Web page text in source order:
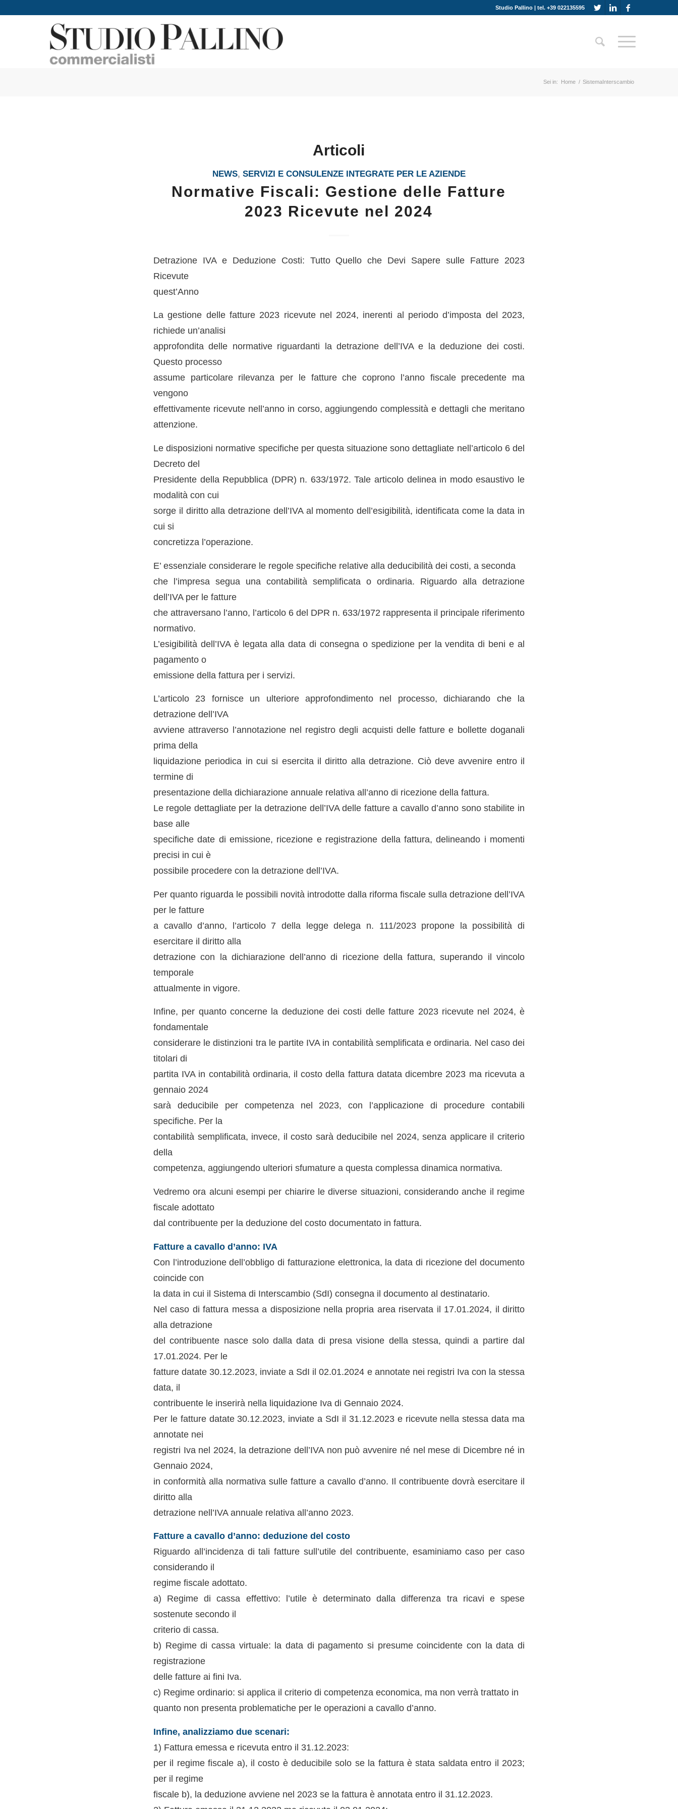
Studio Pallino | tel. +39 022135595
Sei in: Home / SistemaInterscambio
Articoli
NEWS, SERVIZI E CONSULENZE INTEGRATE PER LE AZIENDE
Normative Fiscali: Gestione delle Fatture
2023 Ricevute nel 2024
Detrazione IVA e Deduzione Costi: Tutto Quello che Devi Sapere sulle Fatture 2023
Ricevute
quest’Anno
La gestione delle fatture 2023 ricevute nel 2024, inerenti al periodo d’imposta del 2023,
richiede un’analisi
approfondita delle normative riguardanti la detrazione dell’IVA e la deduzione dei costi.
Questo processo
assume particolare rilevanza per le fatture che coprono l’anno fiscale precedente ma
vengono
effettivamente ricevute nell’anno in corso, aggiungendo complessità e dettagli che meritano
attenzione.
Le disposizioni normative specifiche per questa situazione sono dettagliate nell’articolo 6 del
Decreto del
Presidente della Repubblica (DPR) n. 633/1972. Tale articolo delinea in modo esaustivo le
modalità con cui
sorge il diritto alla detrazione dell’IVA al momento dell’esigibilità, identificata come la data in
cui si
concretizza l’operazione.
E’ essenziale considerare le regole specifiche relative alla deducibilità dei costi, a seconda
che l’impresa segua una contabilità semplificata o ordinaria. Riguardo alla detrazione
dell’IVA per le fatture
che attraversano l’anno, l’articolo 6 del DPR n. 633/1972 rappresenta il principale riferimento
normativo.
L’esigibilità dell’IVA è legata alla data di consegna o spedizione per la vendita di beni e al
pagamento o
emissione della fattura per i servizi.
L’articolo 23 fornisce un ulteriore approfondimento nel processo, dichiarando che la
detrazione dell’IVA
avviene attraverso l’annotazione nel registro degli acquisti delle fatture e bollette doganali
prima della
liquidazione periodica in cui si esercita il diritto alla detrazione. Ciò deve avvenire entro il
termine di
presentazione della dichiarazione annuale relativa all’anno di ricezione della fattura.
Le regole dettagliate per la detrazione dell’IVA delle fatture a cavallo d’anno sono stabilite in
base alle
specifiche date di emissione, ricezione e registrazione della fattura, delineando i momenti
precisi in cui è
possibile procedere con la detrazione dell’IVA.
Per quanto riguarda le possibili novità introdotte dalla riforma fiscale sulla detrazione dell’IVA
per le fatture
a cavallo d’anno, l’articolo 7 della legge delega n. 111/2023 propone la possibilità di
esercitare il diritto alla
detrazione con la dichiarazione dell’anno di ricezione della fattura, superando il vincolo
temporale
attualmente in vigore.
Infine, per quanto concerne la deduzione dei costi delle fatture 2023 ricevute nel 2024, è
fondamentale
considerare le distinzioni tra le partite IVA in contabilità semplificata e ordinaria. Nel caso dei
titolari di
partita IVA in contabilità ordinaria, il costo della fattura datata dicembre 2023 ma ricevuta a
gennaio 2024
sarà deducibile per competenza nel 2023, con l’applicazione di procedure contabili
specifiche. Per la
contabilità semplificata, invece, il costo sarà deducibile nel 2024, senza applicare il criterio
della
competenza, aggiungendo ulteriori sfumature a questa complessa dinamica normativa.
Vedremo ora alcuni esempi per chiarire le diverse situazioni, considerando anche il regime
fiscale adottato
dal contribuente per la deduzione del costo documentato in fattura.
Fatture a cavallo d’anno: IVA
Con l’introduzione dell’obbligo di fatturazione elettronica, la data di ricezione del documento
coincide con
la data in cui il Sistema di Interscambio (SdI) consegna il documento al destinatario.
Nel caso di fattura messa a disposizione nella propria area riservata il 17.01.2024, il diritto
alla detrazione
del contribuente nasce solo dalla data di presa visione della stessa, quindi a partire dal
17.01.2024. Per le
fatture datate 30.12.2023, inviate a SdI il 02.01.2024 e annotate nei registri Iva con la stessa
data, il
contribuente le inserirà nella liquidazione Iva di Gennaio 2024.
Per le fatture datate 30.12.2023, inviate a SdI il 31.12.2023 e ricevute nella stessa data ma
annotate nei
registri Iva nel 2024, la detrazione dell’IVA non può avvenire né nel mese di Dicembre né in
Gennaio 2024,
in conformità alla normativa sulle fatture a cavallo d’anno. Il contribuente dovrà esercitare il
diritto alla
detrazione nell’IVA annuale relativa all’anno 2023.
Fatture a cavallo d’anno: deduzione del costo
Riguardo all’incidenza di tali fatture sull’utile del contribuente, esaminiamo caso per caso
considerando il
regime fiscale adottato.
a) Regime di cassa effettivo: l’utile è determinato dalla differenza tra ricavi e spese
sostenute secondo il
criterio di cassa.
b) Regime di cassa virtuale: la data di pagamento si presume coincidente con la data di
registrazione
delle fatture ai fini Iva.
c) Regime ordinario: si applica il criterio di competenza economica, ma non verrà trattato in
quanto non presenta problematiche per le operazioni a cavallo d’anno.
Infine, analizziamo due scenari:
1) Fattura emessa e ricevuta entro il 31.12.2023:
per il regime fiscale a), il costo è deducibile solo se la fattura è stata saldata entro il 2023;
per il regime
fiscale b), la deduzione avviene nel 2023 se la fattura è annotata entro il 31.12.2023.